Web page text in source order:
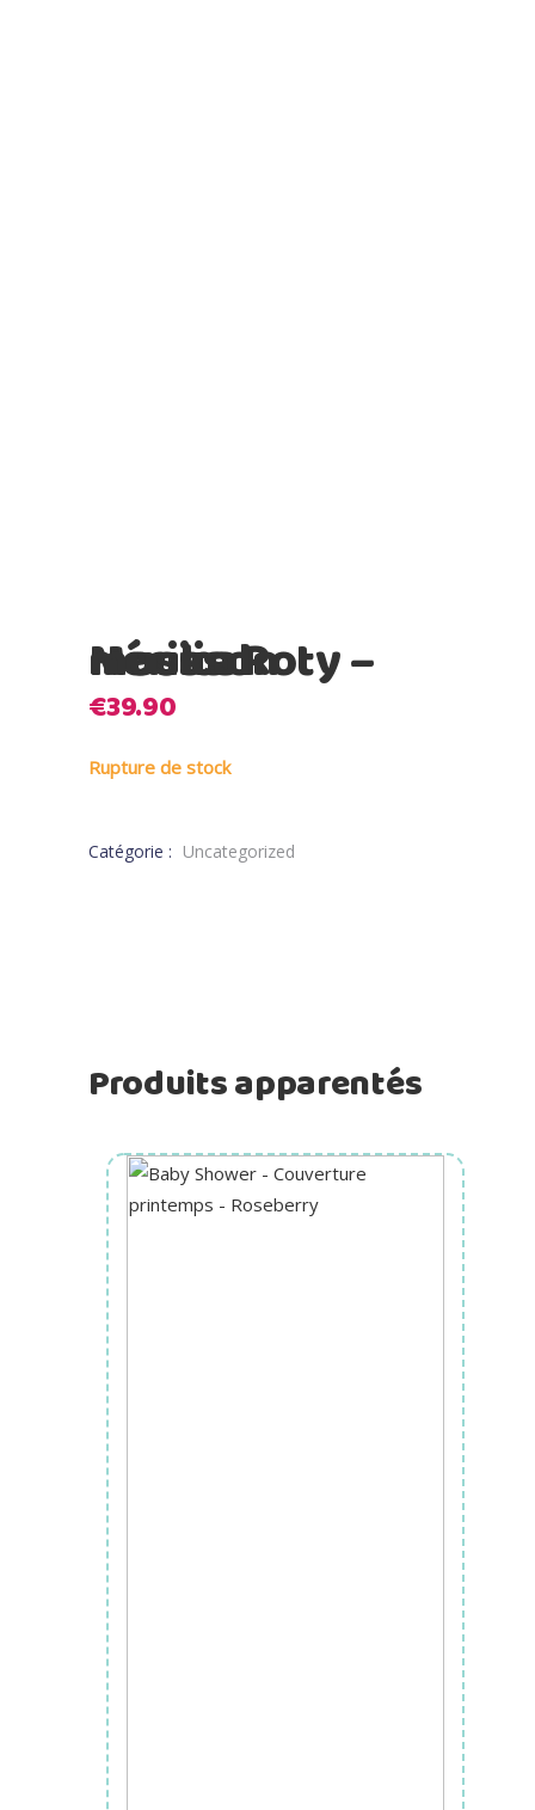
Moulin Roty – Hérisson musical
€39.90
Rupture de stock
Catégorie : Uncategorized
Produits apparentés